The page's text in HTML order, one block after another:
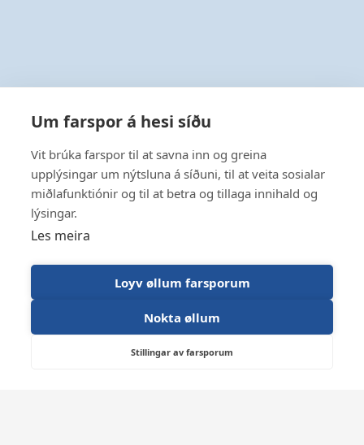
Um farspor á hesi síðu
Vit brúka farspor til at savna inn og greina
upplýsingar um nýtsluna á síðuni, til at veita sosialar
miðlafunktiónir og til at betra og tillaga innihald og
lýsingar.
Les meira
Loyv øllum farsporum
Nokta øllum
Stillingar av farsporum